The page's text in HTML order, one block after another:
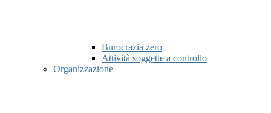
Burocrazia zero
Attività soggette a controllo
Organizzazione